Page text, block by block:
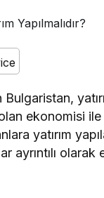
ekonomisi
yatırım
olarak